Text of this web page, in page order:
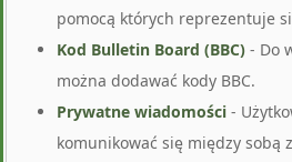
pomocą których reprezentuje
Kod Bulletin Board (BBC) - Do
można dodawać kody BBC.
Prywatne wiadomości -
komunikować się między sobą